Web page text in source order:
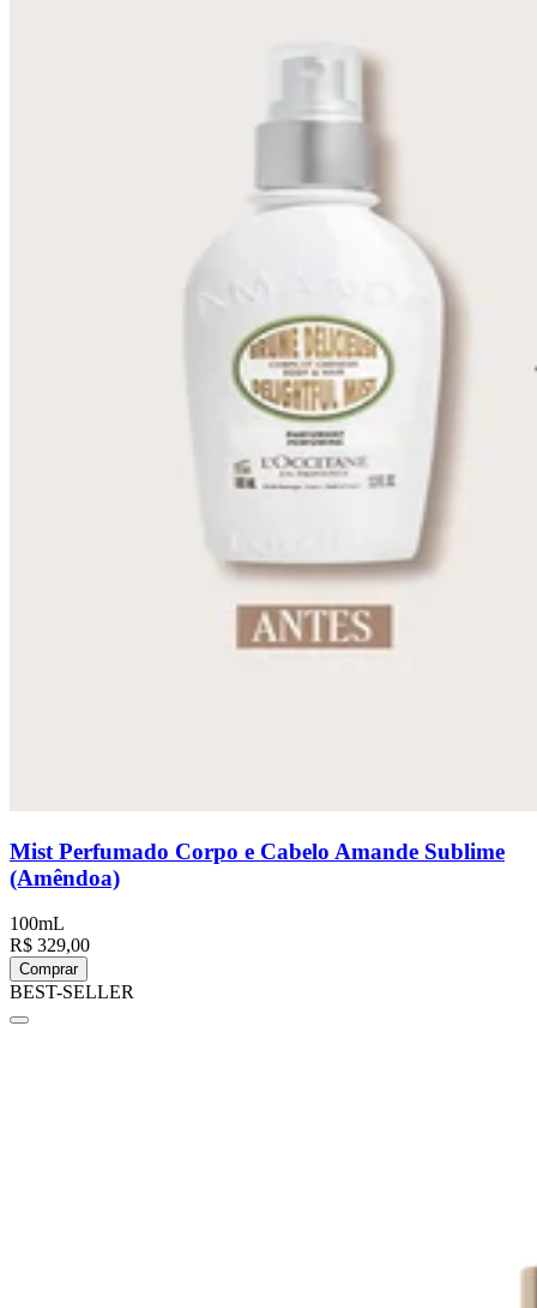
Mist Perfumado Corpo e Cabelo Amande Sublime
(Amêndoa)
100mL
R$ 329,00
Comprar
BEST-SELLER